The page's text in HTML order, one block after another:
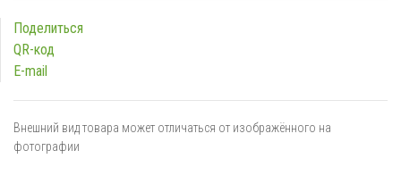
Поделиться
QR-код
E-mail
Внешний вид товара может отличаться от изображённого на
фотографии